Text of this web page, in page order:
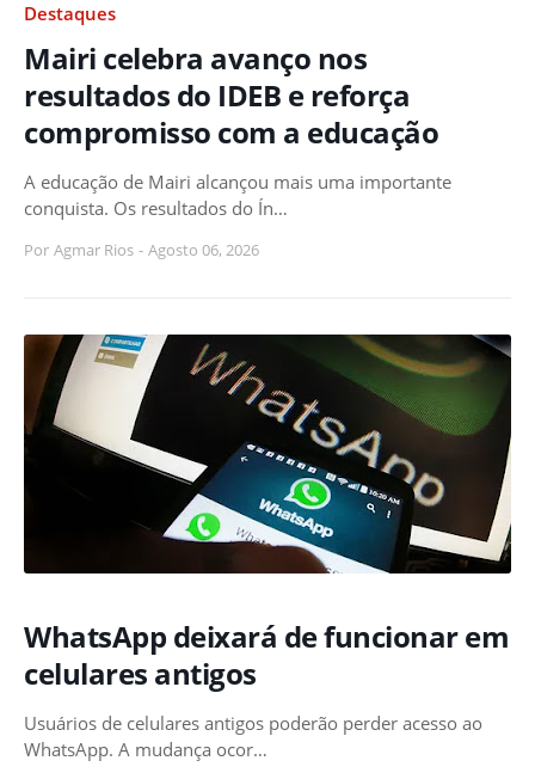
Destaques
Mairi celebra avanço nos
resultados do IDEB e reforça
compromisso com a educação
A educação de Mairi alcançou mais uma importante
conquista. Os resultados do Ín…
Por Agmar Rios - Agosto 06, 2026
WhatsApp deixará de funcionar em
celulares antigos
Usuários de celulares antigos poderão perder acesso ao
WhatsApp. A mudança ocor…